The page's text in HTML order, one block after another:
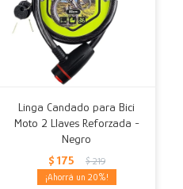
Linga Candado para Bici
Moto 2 Llaves Reforzada -
Negro
$ 175 $ 219
20